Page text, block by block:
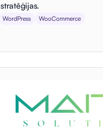
stratēģijas.
WordPress WooCommerce